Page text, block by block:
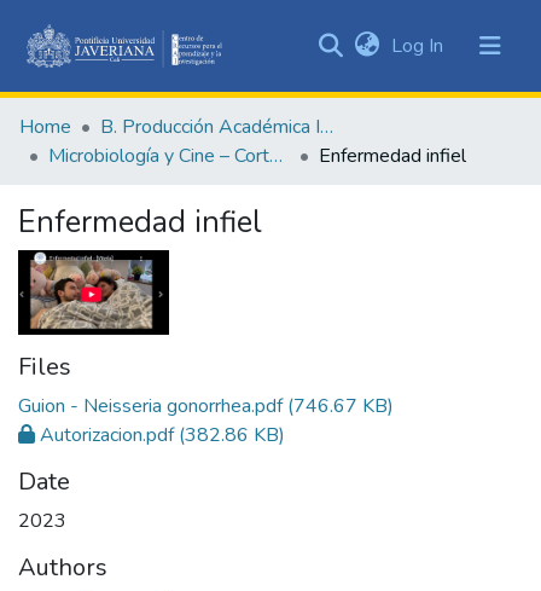
&
Collections
Log In (current)
Home
B. Producción Académica Institucional
Microbiología y Cine – Cortometrajes académicos
Enfermedad infiel
Enfermedad infiel
Files
Guion - Neisseria gonorrhea.pdf(746.67 KB)
Autorizacion.pdf(382.86 KB)
Date
2023
Authors